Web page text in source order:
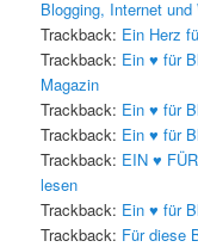
Blogging, Internet und
Trackback: Ein Herz
Trackback: Ein ♥ für
Magazin
Trackback: Ein ♥ für
Trackback: Ein ♥ für
Trackback: EIN ♥
lesen
Trackback: Ein ♥ für
Trackback: Für diese